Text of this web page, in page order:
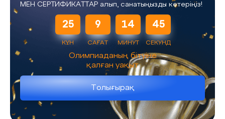
МЕН СЕРТИФИКАТТАР алып, санатыңызды көтеріңіз!
25
КҮН
9
САҒАТ
14
МИНУТ
45
СЕКУНД
Олимпиаданың бітуіне
қалған уақыт
Толығырақ